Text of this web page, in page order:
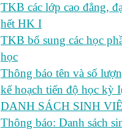
TKB các lớp cao đẳng,
hết HK I
TKB bổ sung các học
học
Thông báo tên và số
kế hoạch tiến độ học kỳ
DANH SÁCH SINH
Thông báo: Danh sách